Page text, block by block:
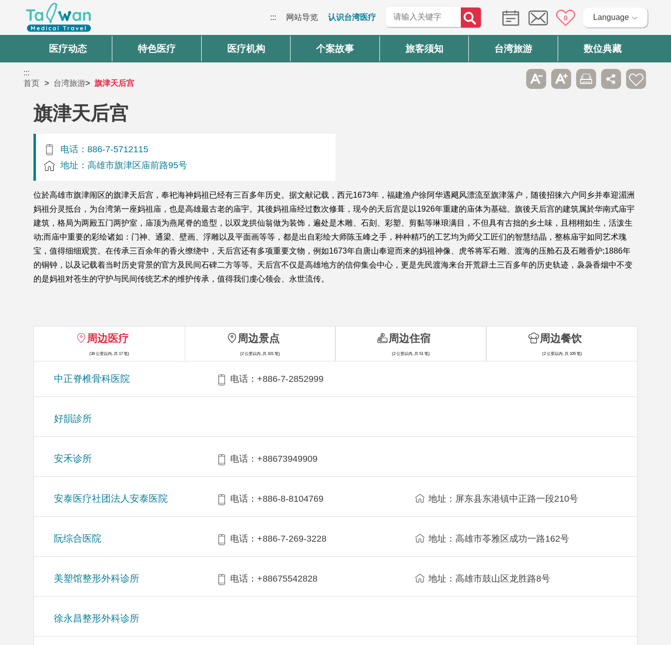
::: 网站导览 认识台湾医疗 0 Language
医疗动态 特色医疗 医疗机构 个案故事 旅客须知 台湾旅游 数位典藏
:::
首页
台湾旅游 旗津天后宫
旗津天后宫
电话：886-7-5712115
地址：高雄市旗津区庙前路95号
位於高雄市旗津闹区的旗津天后宫，奉祀海神妈祖已经有三百多年历史。据文献记载，西元1673年，福建渔户徐阿华遇飓风漂流至旗津落户，随後招徕六户同乡并奉迎湄洲
妈祖分灵抵台，为台湾第一座妈祖庙，也是高雄最古老的庙宇。其後妈祖庙经过数次修葺，现今的天后宫是以1926年重建的庙体为基础。旗後天后宫的建筑属於华南式庙宇
建筑，格局为两殿五门两护室，庙顶为燕尾脊的造型，以双龙拱仙翁做为装饰，遍处是木雕、石刻、彩塑、剪黏等琳琅满目，不但具有古拙的乡土味，且栩栩如生，活泼生
动;而庙中重要的彩绘诸如：门神、通梁、壁画、浮雕以及平面画等等，都是出自彩绘大师陈玉峰之手，种种精巧的工艺均为师父工匠们的智慧结晶，整栋庙宇如同艺术瑰
宝，值得细细观赏。在传承三百余年的香火缭绕中，天后宫还有多项重要文物，例如1673年自唐山奉迎而来的妈祖神像、虎爷将军石雕、渡海的压舱石及石雕香炉;1886年
的铜钟，以及记载着当时历史背景的官方及民间石碑二方等等。天后宫不仅是高雄地方的信仰集会中心，更是先民渡海来台开荒辟土三百多年的历史轨迹，袅袅香烟中不变
的是妈祖对苍生的守护与民间传统艺术的维护传承，值得我们虔心领会、永世流传。
周边医疗
(30 公里以内, 共 17 笔)
中正脊椎骨科医院 电话：+886-7-2852999
好韻診所
安禾诊所 电话：+88673949909
安泰医疗社团法人安泰医院 电话：+886-8-8104769 地址：屏东县东港镇中正路一段210号
阮综合医院 电话：+886-7-269-3228 地址：高雄市苓雅区成功一路162号
美塑馆整形外科诊所 电话：+88675542828 地址：高雄市鼓山区龙胜路8号
徐永昌整形外科诊所
周边景点
(2 公里以内, 共 101 笔)
周边住宿
(2 公里以内, 共 51 笔)
周边餐饮
(2 公里以内, 共 105 笔)